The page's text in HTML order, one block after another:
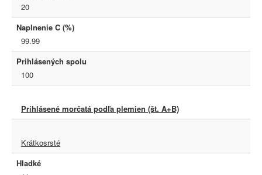
20
Naplnenie C (%)
99.99
Prihlásených spolu
100
Prihlásené morčatá podľa plemien (št. A+B)
Krátkosrsté
Hladké